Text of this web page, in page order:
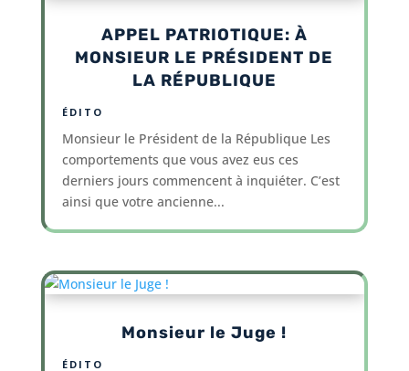
APPEL PATRIOTIQUE: À
MONSIEUR LE PRÉSIDENT DE
LA RÉPUBLIQUE
ÉDITO
Monsieur le Président de la République Les
comportements que vous avez eus ces
derniers jours commencent à inquiéter. C’est
ainsi que votre ancienne...
Monsieur le Juge !
ÉDITO